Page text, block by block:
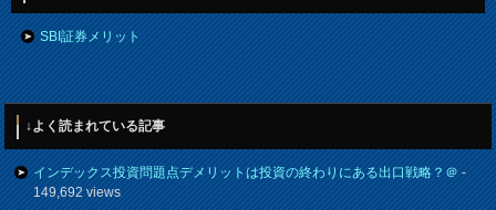
SBI証券メリット
↓よく読まれている記事
インデックス投資問題点デメリットは投資の終わりにある出口戦略？＠-
149,692 views